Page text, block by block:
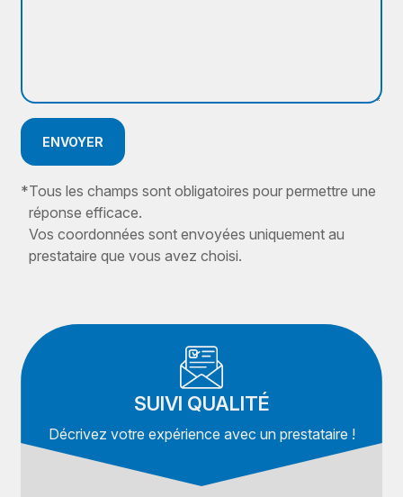
ENVOYER
*Tous les champs sont obligatoires pour permettre une
réponse efficace.
Vos coordonnées sont envoyées uniquement au
prestataire que vous avez choisi.
SUIVI QUALITÉ
Décrivez votre expérience avec un prestataire !